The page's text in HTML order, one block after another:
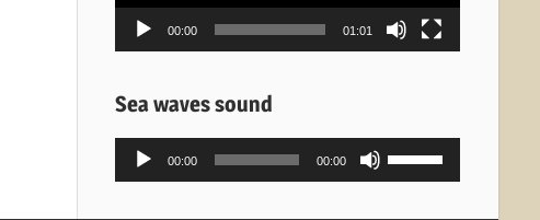
00:00 01:01
Sea waves sound
Πρόγραμμα
Αναπαραγωγής
00:00 00:00
Χρησιμοποιείστε
τα